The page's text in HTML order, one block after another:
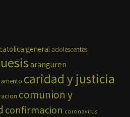
general adolescentes
aranguren
caridad y justicia
comunion y
confirmacion coronavirus